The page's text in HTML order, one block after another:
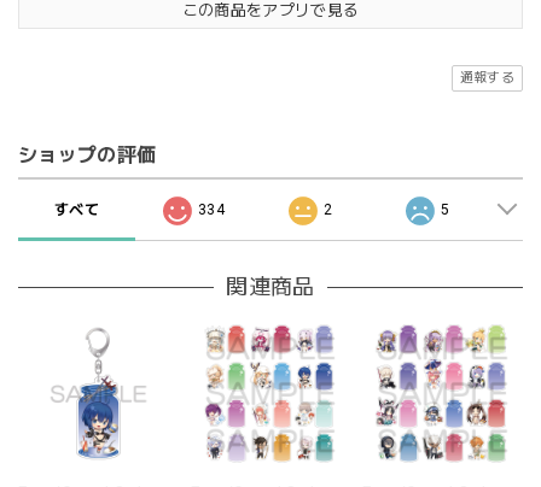
この商品をアプリで見る
通報する
ショップの評価
すべて 334 2 5
関連商品